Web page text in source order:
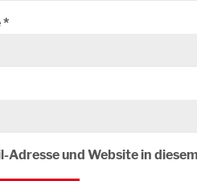
*
Adresse und Website in